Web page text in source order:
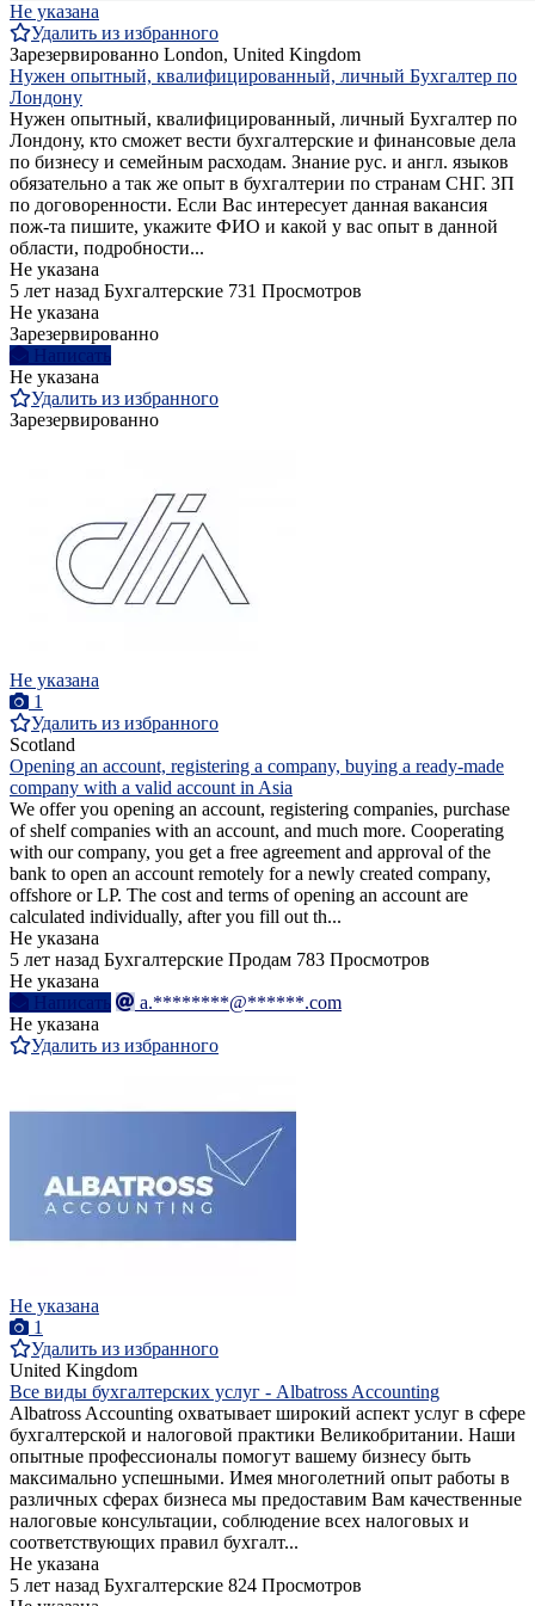
Не указана
Удалить из избранного
Зарезервированно London, United Kingdom
Нужен опытный, квалифицированный, личный Бухгалтер по
Лондону
Нужен опытный, квалифицированный, личный Бухгалтер по
Лондону, кто сможет вести бухгалтерские и финансовые дела
по бизнесу и семейным расходам. Знание рус. и англ. языков
обязательно а так же опыт в бухгалтерии по странам СНГ. ЗП
по договоренности. Если Вас интересует данная вакансия
пож-та пишите, укажите ФИО и какой у вас опыт в данной
области, подробности...
Не указана
5 лет назад Бухгалтерские 731 Просмотров
Не указана
Зарезервированно
Написать
Не указана
Удалить из избранного
Зарезервированно
Не указана
1
Удалить из избранного
Scotland
Opening an account, registering a company, buying a ready-made
company with a valid account in Asia
We offer you opening an account, registering companies, purchase
of shelf companies with an account, and much more. Cooperating
with our company, you get a free agreement and approval of the
bank to open an account remotely for a newly created company,
offshore or LP. The cost and terms of opening an account are
calculated individually, after you fill out th...
Не указана
5 лет назад Бухгалтерские Продам 783 Просмотров
Не указана
Написать
a.********@******.com
Не указана
Удалить из избранного
Не указана
1
Удалить из избранного
United Kingdom
Все виды бухгалтерских услуг - Albatross Accounting
Albatross Accounting охватывает широкий аспект услуг в сфере
бухгалтерской и налоговой практики Великобритании. Наши
опытные профессионалы помогут вашему бизнесу быть
максимально успешными. Имея многолетний опыт работы в
различных сферах бизнеса мы предоставим Вам качественные
налоговые консультации, соблюдение всех налоговых и
соответствующих правил бухгалт...
Не указана
5 лет назад Бухгалтерские 824 Просмотров